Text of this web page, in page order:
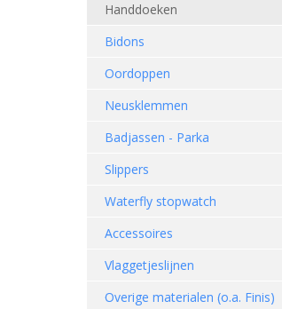
Handdoeken
Bidons
Oordoppen
Neusklemmen
Badjassen - Parka
Slippers
Waterfly stopwatch
Accessoires
Vlaggetjeslijnen
Overige materialen (o.a. Finis)